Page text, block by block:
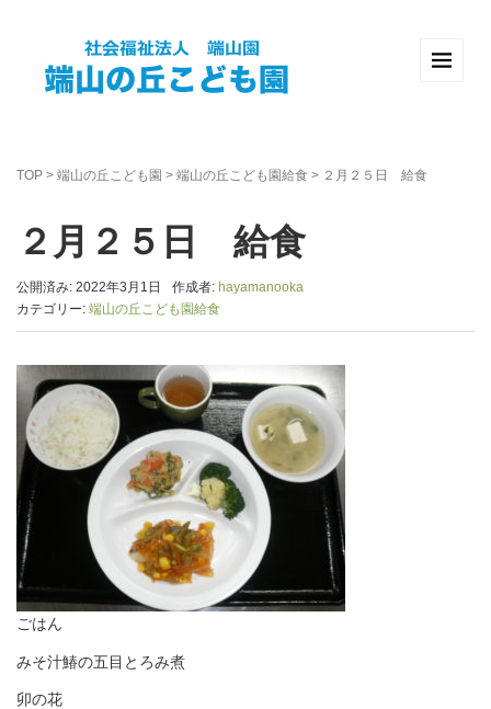
TOP > 端山の丘こども園 > 端山の丘こども園給食 > ２月２５日 給食
２月２５日 給食
公開済み: 2022年3月1日 作成者: hayamanooka
カテゴリー: 端山の丘こども園給食
ごはん
みそ汁鰆の五目とろみ煮
卯の花